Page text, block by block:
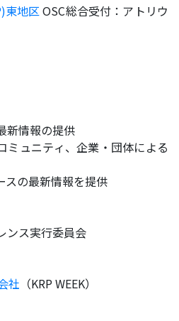
東地区OSC総合受付：アトリウ
最新情報の提供
ミュニティ、企業・団体による
スの最新情報を提供
ンス実行委員会
社 （KRP WEEK）